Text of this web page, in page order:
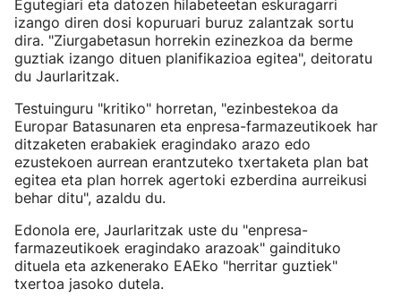
Egutegiari eta datozen hilabeteetan eskuragarri
izango diren dosi kopuruari buruz zalantzak sortu
dira. "Ziurgabetasun horrekin ezinezkoa da berme
guztiak izango dituen planifikazioa egitea", deitoratu
du Jaurlaritzak.
Testuinguru "kritiko" horretan, "ezinbestekoa da
Europar Batasunaren eta enpresa-farmazeutikoek har
ditzaketen erabakiek eragindako arazo edo
ezustekoen aurrean erantzuteko txertaketa plan bat
egitea eta plan horrek agertoki ezberdina aurreikusi
behar ditu", azaldu du.
Edonola ere, Jaurlaritzak uste du "enpresa-
farmazeutikoek eragindako arazoak" gaindituko
dituela eta azkenerako EAEko "herritar guztiek"
txertoa jasoko dutela.